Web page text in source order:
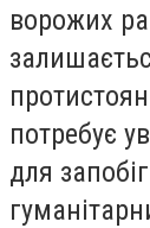
ворожих
потребує
для